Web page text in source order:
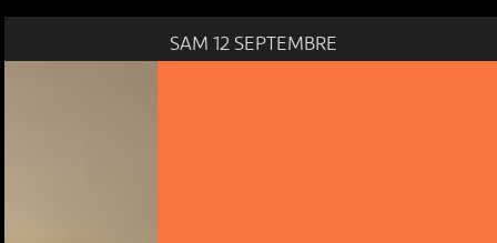
SAM 12 SEPTEMBRE